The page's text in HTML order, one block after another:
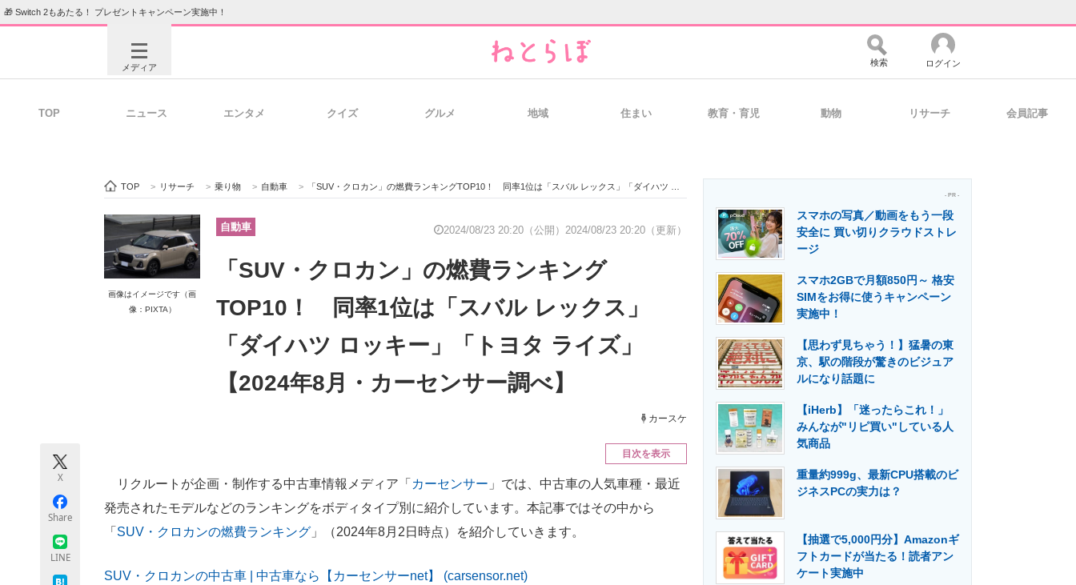
🎁 Switch 2もあたる！ プレゼントキャンペーン実施中！
メディア
ビジネスと働き方のヒント 経営リーダーのコミュニティ マーケ×ITの今がよく分かる
ITエンジニア向け専門サイト 企業向けIT製品の総合サイト 製造業のIT導入・活用を支援
モノづくり技術者専門サイト 電子設計の基本と応用 エネルギーの専門メディア 建設×テクノロジーの最前線
検索 ログイン
TOP ニュース エンタメ クイズ グルメ 地域 住まい 教育・育児 動物 リサーチ 会員記事
TOP > リサーチ > 乗り物 > 自動車 > 「SUV・クロカン」の燃費ランキングTOP10！ 同率1位は「スバル レックス」「ダイハツ ロッキー」「トヨタ ライズ」【2024年8月・カーセンサー調べ】
画像はイメージです（画
像：PIXTA）
自動車 2024/08/23 20:20（公開） 2024/08/23 20:20（更新）
「SUV・クロカン」の燃費ランキング
TOP10！ 同率1位は「スバル レックス」
「ダイハツ ロッキー」「トヨタ ライズ」
【2024年8月・カーセンサー調べ】
カースケ
X
Share
LINE
目次を表示
リクルートが企画・制作する中古車情報メディア「 カーセンサー 」では、中古車の人気車種・最近
発売されたモデルなどのランキングをボディタイプ別に紹介しています。本記事ではその中から
「 SUV・クロカンの燃費ランキング 」（2024年8月2日時点）を紹介していきます。
SUV・クロカンの中古車 | 中古車なら【カーセンサーnet】 (carsensor.net)
- PR -
スマホの写真／動画をもう一段
安全に 買い切りクラウドストレ
ージ
スマホ2GBで月額850円～ 格安
SIMをお得に使うキャンペーン
実施中！
【思わず見ちゃう！】猛暑の東
京、駅の階段が驚きのビジュア
ルになり話題に
【iHerb】「迷ったらこれ！」
みんなが"リピ買い"している人
気商品
重量約999g、最新CPU搭載のビ
ジネスPCの実力は？
【抽選で5,000円分】Amazonギ
フトカードが当たる！読者アン
ケート実施中